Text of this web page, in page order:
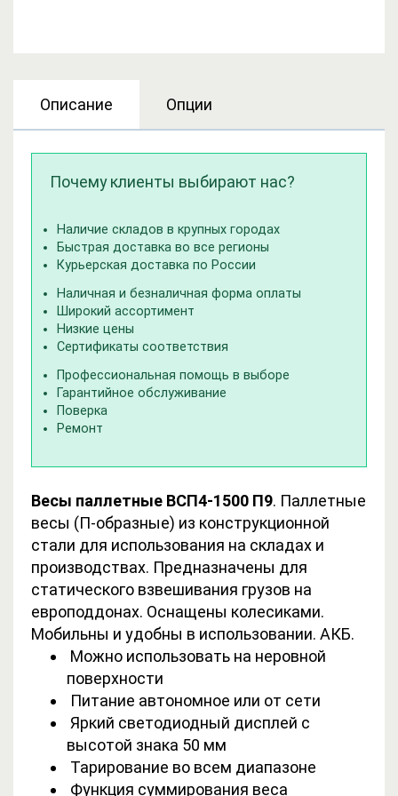
Описание Опции
Почему клиенты выбирают нас?
Наличие складов в крупных городах
Быстрая доставка во все регионы
Курьерская доставка по России
Наличная и безналичная форма оплаты
Широкий ассортимент
Низкие цены
Сертификаты соответствия
Профессиональная помощь в выборе
Гарантийное обслуживание
Поверка
Ремонт
Весы паллетные ВСП4-1500 П9. Паллетные
весы (П-образные) из конструкционной
стали для использования на складах и
производствах. Предназначены для
статического взвешивания грузов на
европоддонах. Оснащены колесиками.
Мобильны и удобны в использовании. АКБ.
Можно использовать на неровной
поверхности
Питание автономное или от сети
Яркий светодиодный дисплей с
высотой знака 50 мм
Тарирование во всем диапазоне
Функция суммирования веса